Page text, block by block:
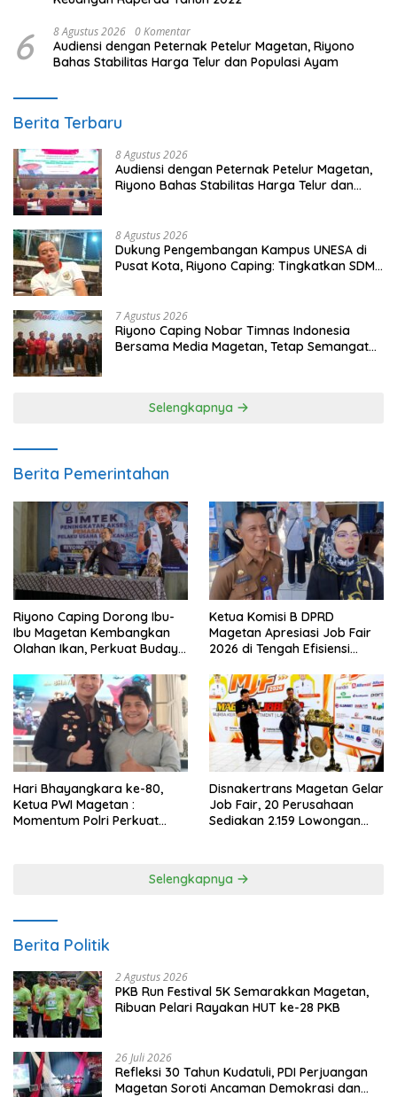
6 8 Agustus 2026 0 Komentar
Audiensi dengan Peternak Petelur Magetan, Riyono
Bahas Stabilitas Harga Telur dan Populasi Ayam
Berita Terbaru
8 Agustus 2026
Audiensi dengan Peternak Petelur Magetan,
Riyono Bahas Stabilitas Harga Telur dan
8 Agustus 2026
Dukung Pengembangan Kampus UNESA di
Pusat Kota, Riyono Caping: Tingkatkan SDM
7 Agustus 2026
Riyono Caping Nobar Timnas Indonesia
Bersama Media Magetan, Tetap Semangat
Selengkapnya
Berita Pemerintahan
Riyono Caping Dorong Ibu-
Ibu Magetan Kembangkan
Olahan Ikan, Perkuat Budaya
Ketua Komisi B DPRD
Magetan Apresiasi Job Fair
2026 di Tengah Efisiensi
Hari Bhayangkara ke-80,
Ketua PWI Magetan :
Momentum Polri Perkuat
Disnakertrans Magetan Gelar
Job Fair, 20 Perusahaan
Sediakan 2.159 Lowongan
Selengkapnya
Berita Politik
2 Agustus 2026
PKB Run Festival 5K Semarakkan Magetan,
Ribuan Pelari Rayakan HUT ke-28 PKB
26 Juli 2026
Refleksi 30 Tahun Kudatuli, PDI Perjuangan
Magetan Soroti Ancaman Demokrasi dan